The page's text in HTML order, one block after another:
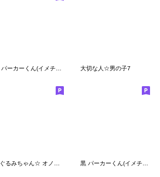
黒 パーカーくん(イメチェンver.)⑧ 大切な人☆男の子7
黒 パーカーくん(イメチェンver.)③